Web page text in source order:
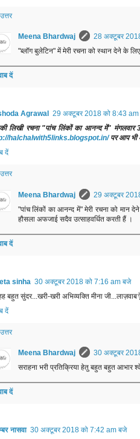
उत्तर
Meena Bhardwaj
28 अक्टूबर
"ब्लॉग बुलेटिन" में मेरी रचना को स्थान देने के
दें
Agrawal
29 अक्टूबर 2018 को 8:43
लिखी रचना "पांच लिंकों का आनन्द में"
halchalwith5links.blogspot.in/पर आप भी
दें
उत्तर
Meena Bhardwaj
29 अक्टूबर
"पांच लिंकों का आनन्द में" मेरी रचना को मान
हौसला अफजाई सदैव उत्साहवर्धित करती हैं ।
दें
sinha 30 अक्टूबर 2018 को 7:16 am बजे
बहुत सुंदर...खरी-खरी अभिव्यक्ति मीना
दें
उत्तर
Meena Bhardwaj
30 अक्टूबर
सराहना भरी प्रतिक्रिया हेतु बहुत बहुत आभार
दें
नासवा 30 अक्टूबर 2018 को 7:42 am बजे